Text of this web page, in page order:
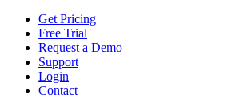
Get Pricing
Free Trial
Request a Demo
Support
Login
Contact